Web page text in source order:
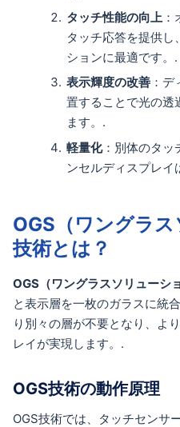
タッチ性能の向上
タッチ応答を提供し
ションに最適です。.
表示輝度の改善 ：
置することで光の透
ます。.
軽量化：別体のタッ
ンセルディスプレイ
OGS（ワングラス
技術とは？
OGS（ワングラスソリューショ
と表示層を一枚のガラスに統
り別々の層が不要となり、よ
レイが実現します。.
OGS技術の動作原理
OGS技術では、タッチセンサ